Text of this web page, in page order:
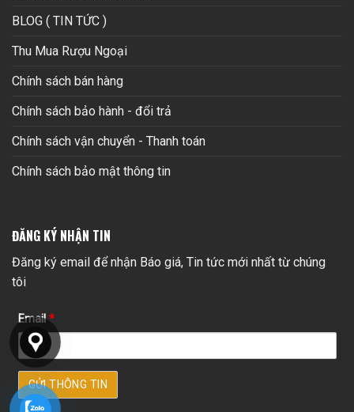
BLOG ( TIN TỨC )
Thu Mua Rượu Ngoại
Chính sách bán hàng
Chính sách bảo hành - đổi trả
Chính sách vận chuyển - Thanh toán
Chính sách bảo mật thông tin
ĐĂNG KÝ NHẬN TIN
Đăng ký email để nhận Báo giá, Tin tức mới nhất từ chúng
tôi
Email *